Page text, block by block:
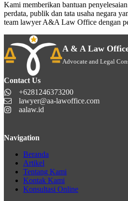
Kami memberikan bantuan
perdata, publik dan tata usaha negara
team lawyer A&A Law Office dengan
A & A Law
Advocate and Legal
Contact Us
+6281246373200
lawyer@aa-lawoffice.com
aalaw.id
Navigation
Beranda
Artikel
Tentang Kami
Kontak Kami
Konsultasi Online